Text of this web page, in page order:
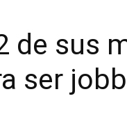
de sus
ser